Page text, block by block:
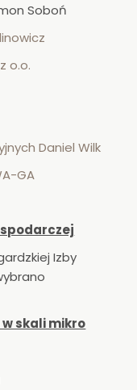
Soboń
o.o.
Daniel Wilk
GA
Izby
skali mikro